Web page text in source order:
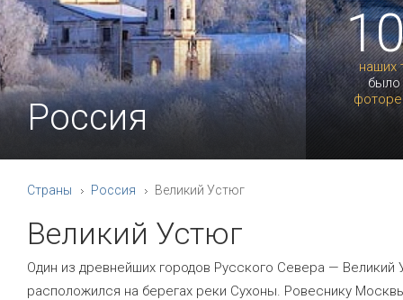
наших
было
Россия
Страны Россия Великий Устюг
Великий Устюг
Один из древнейших городов Русского Севера — Великий
расположился на берегах реки Сухоны. Ровеснику